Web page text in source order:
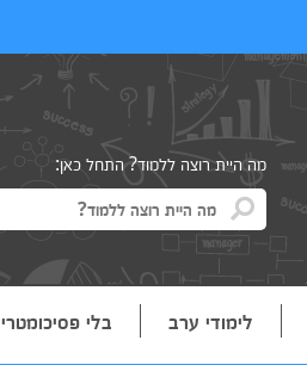
מה היית רוצה ללמוד? התחל כאן:
לימודי ערב בלי פסיכומטרי